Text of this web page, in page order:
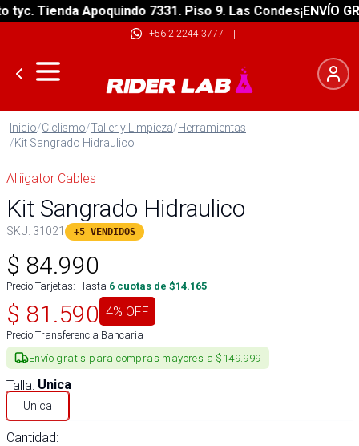
Tienda Apoquindo 7331. Piso 9. Las Condes¡ENVÍO
+56 2 2244 3777 |
Inicio/Ciclismo/Taller y Limpieza/Herramientas
/Kit Sangrado Hidraulico
Alliigator Cables
Kit Sangrado Hidraulico
SKU: 31021 +5 VENDIDOS
$ 84.990
Precio Tarjetas: Hasta 6 cuotas de $14.165
$ 81.590 4% OFF
Precio Transferencia Bancaria
Envío gratis para compras mayores a $149.999
Talla: Unica
Unica
Cantidad: